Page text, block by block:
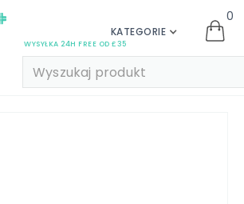
WYSYŁKA 24H FREE OD £35
KATEGORIE
0